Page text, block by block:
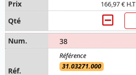
166,97 € H.T
38
31.03271.000